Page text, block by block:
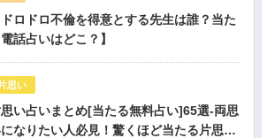
ドロドロ不倫を得意とする先生は誰？当た
話占いはどこ？】
片思い
思い占いまとめ[当たる無料占い]65選-両思
なりたい人必見！驚くほど当たる片思い